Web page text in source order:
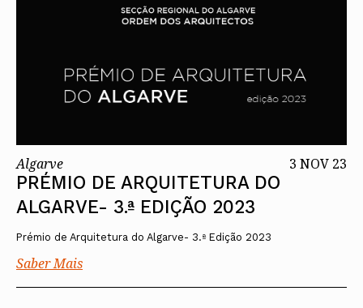
Algarve 3 NOV 23
PRÉMIO DE ARQUITETURA DO
ALGARVE- 3.ª EDIÇÃO 2023
Prémio de Arquitetura do Algarve- 3.ª Edição 2023
Saber Mais